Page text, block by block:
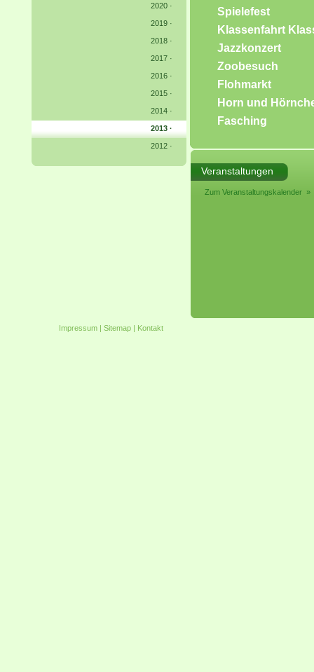
2020 ·
2019 ·
2018 ·
2017 ·
2016 ·
2015 ·
2014 ·
2013 ·
2012 ·
Spielefest
Klassenfahrt
Jazzkonzert
Zoobesuch
Flohmarkt
Horn und
Fasching
Veranstaltungen
Zum Veranstaltungskalender »
Impressum | Sitemap | Kontakt